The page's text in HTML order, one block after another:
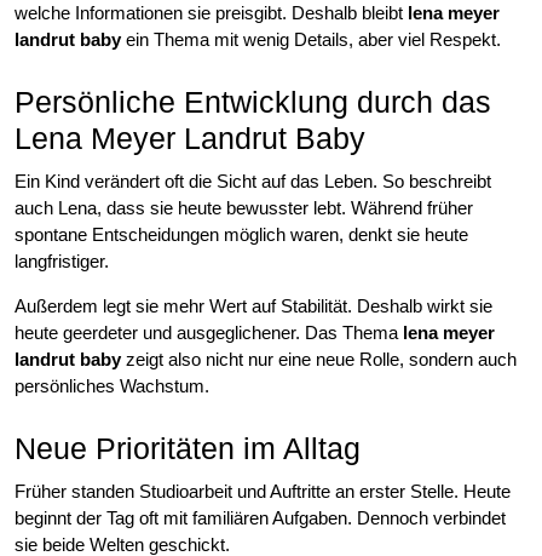
welche Informationen sie preisgibt. Deshalb bleibt lena meyer
landrut babyein Thema mit wenig Details, aber viel Respekt.
Persönliche Entwicklung durch das
Lena Meyer Landrut Baby
Ein Kind verändert oft die Sicht auf das Leben. So beschreibt
auch Lena, dass sie heute bewusster lebt. Während früher
spontane Entscheidungen möglich waren, denkt sie heute
langfristiger.
Außerdem legt sie mehr Wert auf Stabilität. Deshalb wirkt sie
heute geerdeter und ausgeglichener. Das Thema lena meyer
landrut babyzeigt also nicht nur eine neue Rolle, sondern auch
persönliches Wachstum.
Neue Prioritäten im Alltag
Früher standen Studioarbeit und Auftritte an erster Stelle. Heute
beginnt der Tag oft mit familiären Aufgaben. Dennoch verbindet
sie beide Welten geschickt.